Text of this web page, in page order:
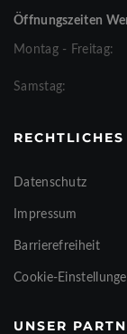
Öffnungszeiten
Montag - Freitag:
Samstag:
RECHTLICHES
Datenschutz
Impressum
Barrierefreiheit
Cookie-
UNSER